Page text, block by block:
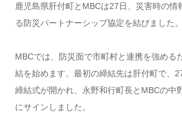
鹿児島県肝付町とMBCは27日、災害時の情
る防災パートナーシップ協定を結びました。
MBCでは、防災面で市町村と連携を強める
結を始めます。最初の締結先は肝付町で、
締結式が開かれ、永野和行町長とMBCの中
にサインしました。